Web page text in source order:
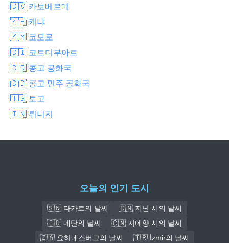
🇨🇻 카보베르데
🇰🇪 케냐
🇰🇲 코모로
🇨🇮 코트디부아르
🇨🇬 콩고 공화국
🇨🇩 콩고 민주 공화국
🇹🇬 토고
🇹🇳 튀니지
오늘의 인기 도시
🇸🇳 다카르의 날씨
🇨🇳 지난 시의 날씨
🇮🇩 메단의 날씨
🇨🇳 지에양 시의 날씨
🇿🇦 요하네스버그의 날씨
🇹🇷 İzmir의 날씨